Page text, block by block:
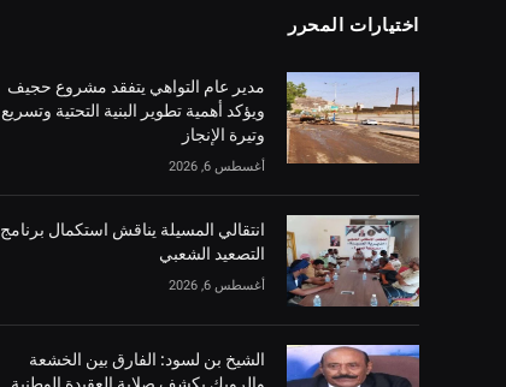
اختيارات المحرر
مدير عام التواهي يتفقد مشروع حجيف
ويؤكد أهمية تطوير البنية التحتية وتسريع
وتيرة الإنجاز
أغسطس 6, 2026
انتقالي المسيلة يناقش استكمال برنامج
التصعيد الشعبي
أغسطس 6, 2026
الشيخ بن لسود: الفارق بين الخشعة
والرويك يكشف صلابة العقيدة الوطنية